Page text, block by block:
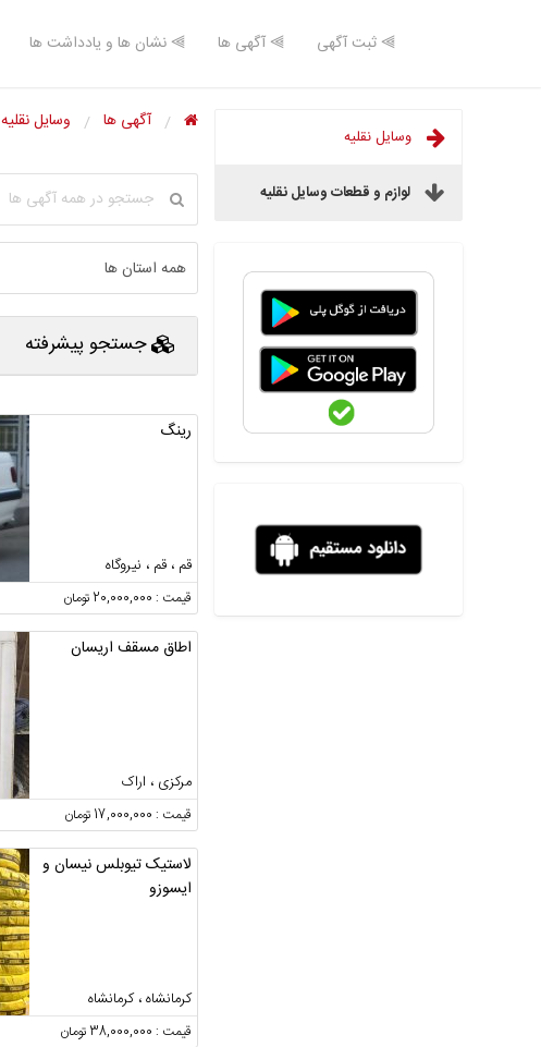
⫸ ثبت آگهی ⫸ آگهی ها ⫸ نشان ها و یادداشت ها
آگهی ها وسایل نقلیه
جستجو پیشرفته
رینگ
قم ، قم ، نیروگاه
قیمت : 20,000,000 تومان
اطاق مسقف اریسان
مرکزی ، اراک
قیمت : 17,000,000 تومان
لاستیک تیوبلس نیسان و
ایسوزو
کرمانشاه ، کرمانشاه
قیمت : 38,000,000 تومان
وسایل نقلیه
لوازم و قطعات وسایل نقلیه